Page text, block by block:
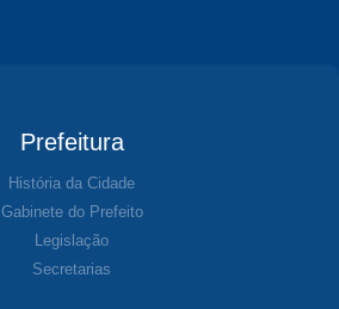
Prefeitura
História da Cidade
Gabinete do Prefeito
Legislação
Secretarias